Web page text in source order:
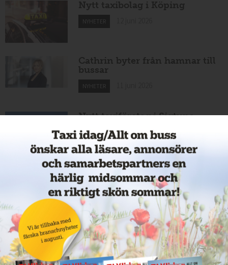
Nytt taxibolag i Köping
NYHETER
Cathrin byter från hamnar till
bussar
NYHETER
Nytt taxiföretag i Sigtuna
NYHETER 11 juni 2026
Nytt taxibolag i Borlänge
NYHETER 11 juni 2026
Taxibommar fick inte avsedd
effekt vid Lund C
NYHETER 10 juni 2026